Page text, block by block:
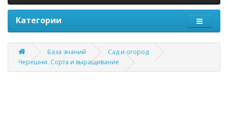
Категории
База знаний
Сад и огород
Черешни. Сорта и выращивание